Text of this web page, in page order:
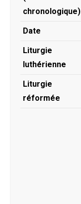
chronologique)
Date
Liturgie
luthérienne
Liturgie
réformée